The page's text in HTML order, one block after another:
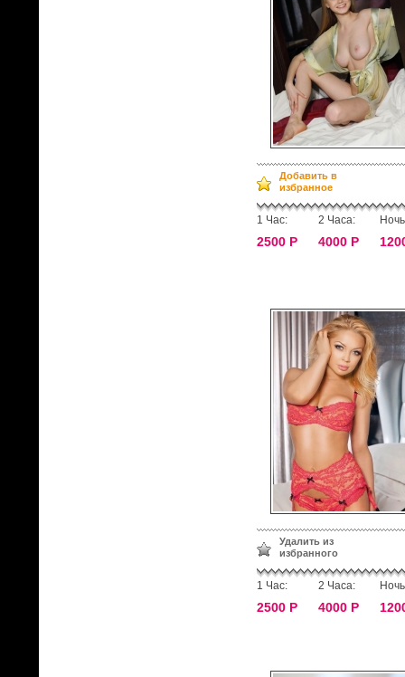
Добавить в
избранное
1 Час:
2500 Р
2 Часа:
4000 Р
Удалить из
избранного
1 Час:
2500 Р
2 Часа:
4000 Р